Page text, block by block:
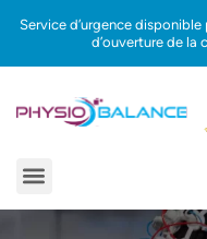
contenu
Service d’urgence disponible
d’ouverture de la
Menu